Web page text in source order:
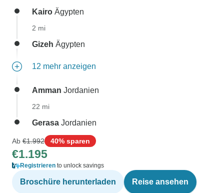
Kairo Ägypten
2 mi
Gizeh Ägypten
12 mehr anzeigen
Amman Jordanien
22 mi
Gerasa Jordanien
Ab €1.992 40% sparen
€1.195
Registrieren to unlock savings
Broschüre herunterladen Reise ansehen